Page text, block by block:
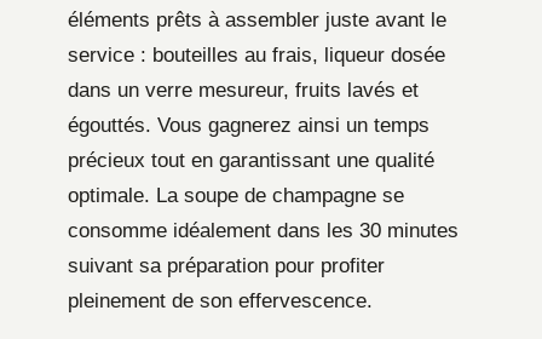
éléments prêts à assembler juste avant le
service : bouteilles au frais, liqueur dosée
dans un verre mesureur, fruits lavés et
égouttés. Vous gagnerez ainsi un temps
précieux tout en garantissant une qualité
optimale. La soupe de champagne se
consomme idéalement dans les 30 minutes
suivant sa préparation pour profiter
pleinement de son effervescence.